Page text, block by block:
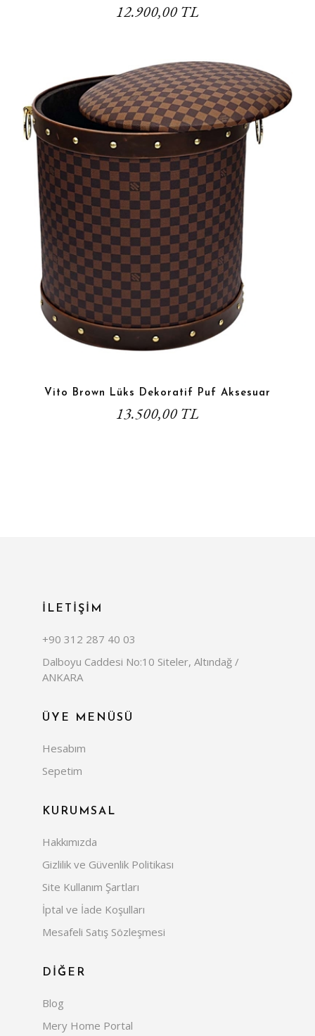
12.900,00 TL
Vito Brown Lüks Dekoratif Puf Aksesuar
13.500,00 TL
İLETİŞİM
+90 312 287 40 03
Dalboyu Caddesi No:10 Siteler, Altındağ /
ANKARA
ÜYE MENÜSÜ
Hesabım
Sepetim
KURUMSAL
Hakkımızda
Gizlilik ve Güvenlik Politikası
Site Kullanım Şartları
İptal ve İade Koşulları
Mesafeli Satış Sözleşmesi
DİĞER
Blog
Mery Home Portal